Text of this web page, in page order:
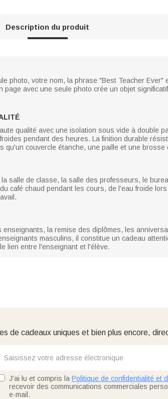
Description du produit
photo, votre nom, la phrase "Best Teacher
page avec une seule photo crée un objet
qualité avec une isolation sous vide à double
pendant des heures. La finition durable
qu'un couvercle étanche, une paille et une
salle de classe, la salle des professeurs, le
café chaud pendant les cours, de l'eau froide
la remise des diplômes, les
masculins, il constitue un cadeau
lien entre l'enseignant et l'élève.
de cadeaux uniques et bien plus encore,
J’ai lu et compris la Politique de confidentialité et
recevoir des communications commerciales
e-mail.